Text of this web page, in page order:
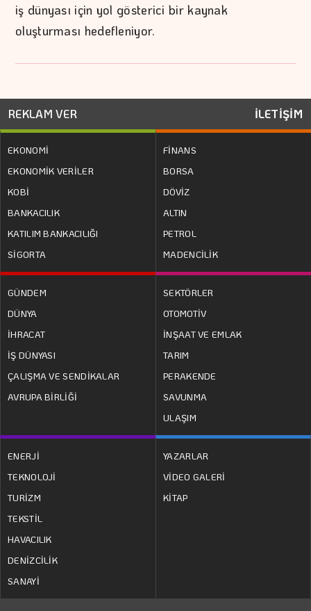
iş dünyası için yol gösterici bir kaynak
oluşturması hedefleniyor.
REKLAM VER İLETİŞİM
EKONOMİ
EKONOMİK VERİLER
KOBİ
BANKACILIK
KATILIM BANKACILIĞI
SİGORTA
FİNANS
BORSA
DÖVİZ
ALTIN
PETROL
MADENCİLİK
GÜNDEM
DÜNYA
İHRACAT
İŞ DÜNYASI
ÇALIŞMA VE SENDİKALAR
AVRUPA BİRLİĞİ
SEKTÖRLER
OTOMOTİV
İNŞAAT VE EMLAK
TARIM
PERAKENDE
SAVUNMA
ULAŞIM
ENERJİ
TEKNOLOJİ
TURİZM
TEKSTİL
HAVACILIK
DENİZCİLİK
SANAYİ
YAZARLAR
VİDEO GALERİ
KİTAP